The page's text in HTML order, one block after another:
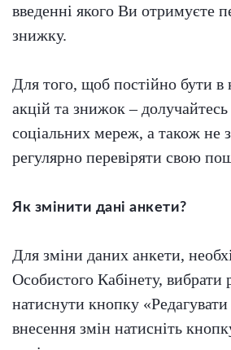
введенні якого Ви отримуєте
знижку.
Для того, щоб постійно бути в
акцій та знижок –
соціальних мереж, а також не
регулярно перевіряти свою
Як змінити дані анкети?
Для зміни даних анкети,
Особистого Кабінету, вибрати
натиснути кнопку «Редагувати
внесення змін натисніть